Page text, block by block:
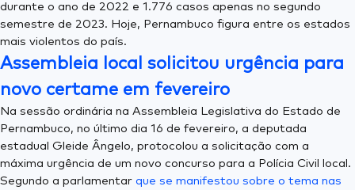
durante o ano de 2022 e 1.776 casos apenas no segundo
semestre de 2023. Hoje, Pernambuco figura entre os estados
mais violentos do país.
Assembleia local solicitou urgência para
novo certame em fevereiro
Na sessão ordinária na Assembleia Legislativa do Estado de
Pernambuco, no último dia 16 de fevereiro, a deputada
estadual Gleide Ângelo, protocolou a solicitação com a
máxima urgência de um novo concurso para a Polícia Civil local.
Segundo a parlamentar que se manifestou sobre o tema nas